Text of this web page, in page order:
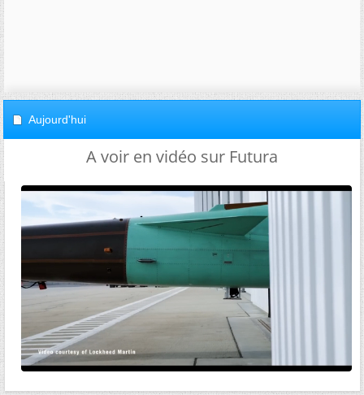
Aujourd'hui
A voir en vidéo sur Futura